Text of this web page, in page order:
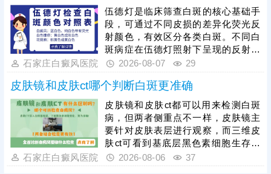
指导规范治疗。早期白癜风治疗可以
用药，对症祛白，也可以搭配308激
光综合祛白，提升祛白速度，加快肤
色还原。
伍德灯是临床筛查白斑的核心基础手
段，可通过不同皮损的差异化荧光反
射颜色，有效区分各类白斑。不同白
斑病症在伍德灯照射下呈现的反射颜
色不同，能初步甄别白癜风、白色糠
初步分型提供重要依据。尤其白癜风
病情复杂多变，单一伍德灯检查存在
局限性，临床需联合三维皮肤ct、血
常规、免疫异常检测等项目进一步检
查，清楚明确黑色素脱失程度、皮肤
皮损状态及身体诱因，全面掌握病
情。白癜风危害性较强，一般不会自
石家庄白癜风医院 2026-08-07 29
皮肤镜和皮肤ct哪个判断白斑更准确
皮肤镜和皮肤ct都可以用来检测白斑
病，但两者侧重点不一样，皮肤镜主
要针对皮肤表层进行观察，而三维皮
肤ct可看到基底层黑色素细胞生存环
境、运动轨迹等。两项检查各有优
势，医院诊断白斑常用的有伍德灯+三
石家庄白癜风医院 2026-08-06 37